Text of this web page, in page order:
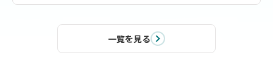
一覧を見る